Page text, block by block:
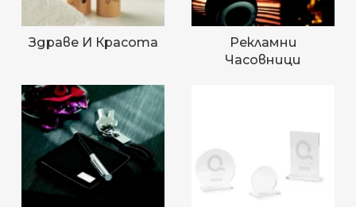
Здраве И Красота
Рекламни
Часовници